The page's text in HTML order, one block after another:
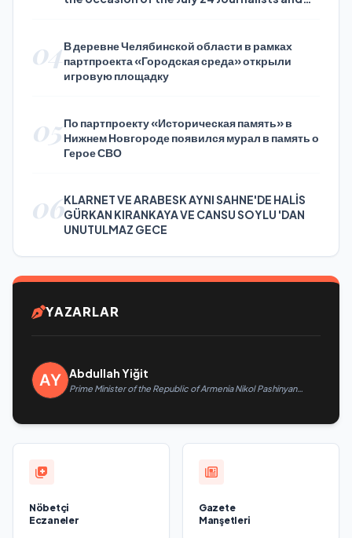
04В деревне Челябинской области в рамках
партпроекта «Городская среда» открыли
игровую площадку
05По партпроекту «Историческая память» в
Нижнем Новгороде появился мурал в память о
Герое СВО
06KLARNET VE ARABESK AYNI SAHNE'DE HALİS
GÜRKAN KIRANKAYA VE CANSU SOYLU 'DAN
UNUTULMAZ GECE
YAZARLAR
Abdullah Yiğit
Prime Minister of the Republic of Armenia Nikol Pashinyan
Nöbetçi
Eczaneler
Gazete
Manşetleri